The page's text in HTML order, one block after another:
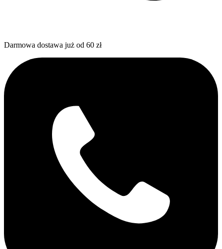
Darmowa dostawa już od 60 zł